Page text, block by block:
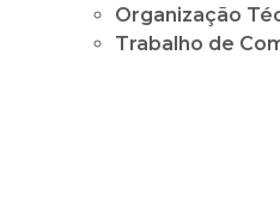
Organização
Trabalho de